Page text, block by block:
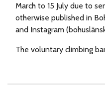
March to 15 July due to
otherwise published in
and Instagram
The voluntary climbing